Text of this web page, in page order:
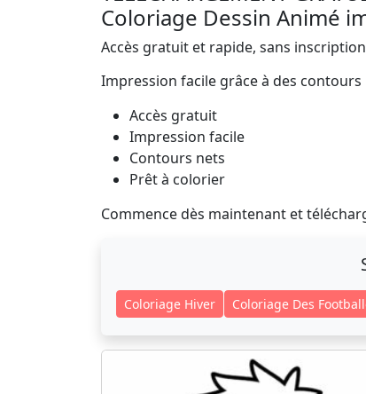
Coloriage Dessin Animé
Accès gratuit et rapide, sans
Impression facile grâce à des
Accès gratuit
Impression facile
Contours nets
Prêt à colorier
Commence dès maintenant et
Coloriage Hiver Coloriage Des